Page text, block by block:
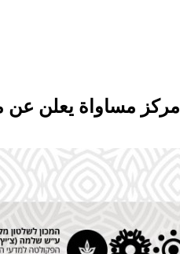
مركز مساواة يعلن عن